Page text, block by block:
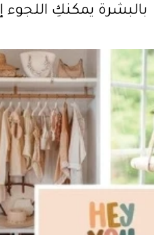
بالبشرة يمكنكِ اللجوء